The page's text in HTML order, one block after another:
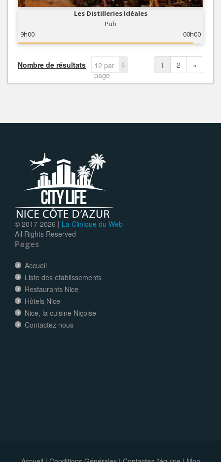
Les Distilleries Idéales
Pub
9h00
00h00
Nombre de résultats
12 par
page
1 2 »
© 2017-2026 | La Clinique du Web
All Rights Reserved
Pages
Accueil
Liste des établissements
Restaurants Nice
Hôtels Nice
Nice, la cuisine Niçoise
Contactez nous